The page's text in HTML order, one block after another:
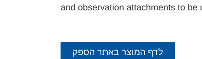
and observation attachments to
לדף המוצר באתר הספק